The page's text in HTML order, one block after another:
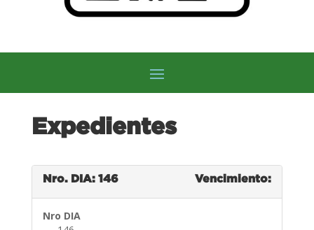
Expedientes
Nro. DIA: 146 Vencimiento:
Nro DIA